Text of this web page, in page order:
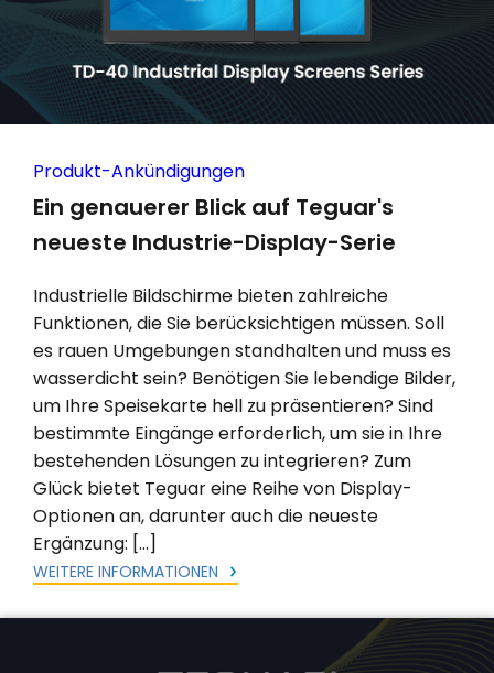
Produkt-Ankündigungen
Ein genauerer Blick auf Teguar's
neueste Industrie-Display-Serie
Industrielle Bildschirme bieten zahlreiche
Funktionen, die Sie berücksichtigen müssen. Soll
es rauen Umgebungen standhalten und muss es
wasserdicht sein? Benötigen Sie lebendige Bilder,
um Ihre Speisekarte hell zu präsentieren? Sind
bestimmte Eingänge erforderlich, um sie in Ihre
bestehenden Lösungen zu integrieren? Zum
Glück bietet Teguar eine Reihe von Display-
Optionen an, darunter auch die neueste
Ergänzung: […]
WEITERE INFORMATIONEN